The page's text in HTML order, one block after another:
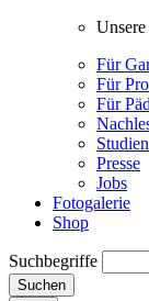
Für
Für
Für
Presse
Jobs
Fotogalerie
Shop
Suchbegriffe
Suchen